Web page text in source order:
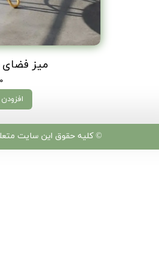
میز فضای
۰ تومان
​© کلیه حقوق این سایت